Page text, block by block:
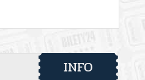
INFO